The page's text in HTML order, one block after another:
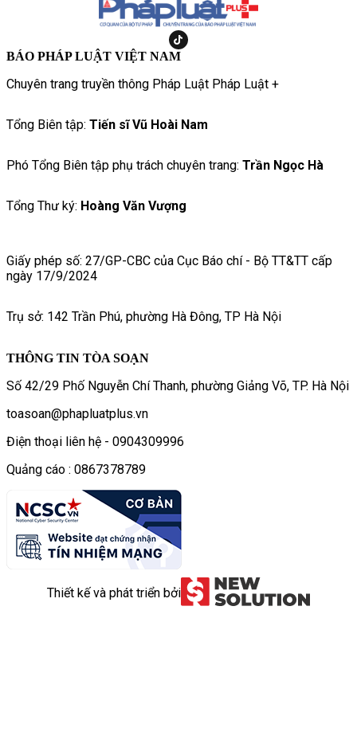
BÁO PHÁP LUẬT VIỆT NAM
Chuyên trang truyền thông Pháp Luật Pháp Luật +
Tổng Biên tập: Tiến sĩ Vũ Hoài Nam
Phó Tổng Biên tập phụ trách chuyên trang: Trần Ngọc Hà
Tổng Thư ký: Hoàng Văn Vượng
Giấy phép số: 27/GP-CBC của Cục Báo chí - Bộ TT&TT cấp
ngày 17/9/2024
Trụ sở: 142 Trần Phú, phường Hà Đông, TP Hà Nội
THÔNG TIN TÒA SOẠN
Số 42/29 Phố Nguyễn Chí Thanh, phường Giảng Võ, TP. Hà Nội
toasoan@phapluatplus.vn
Điện thoại liên hệ - 0904309996
Quảng cáo : 0867378789
Thiết kế và phát triển bởi